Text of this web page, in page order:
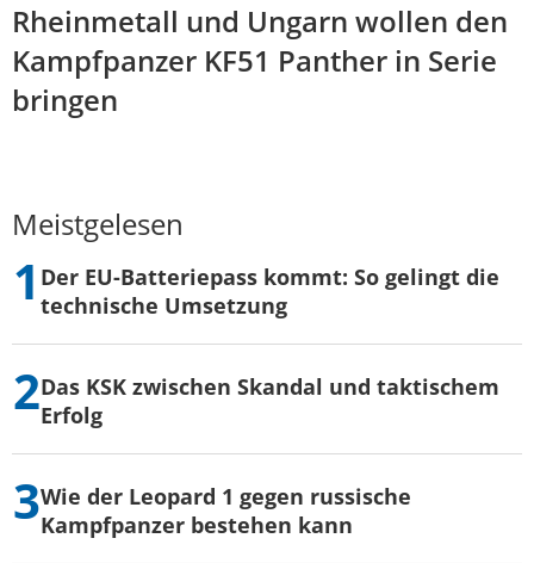
Rheinmetall und Ungarn wollen den
Kampfpanzer KF51 Panther in Serie
bringen
Meistgelesen
Der EU-Batteriepass kommt: So gelingt die
technische Umsetzung
Das KSK zwischen Skandal und taktischem
Erfolg
Wie der Leopard 1 gegen russische
Kampfpanzer bestehen kann